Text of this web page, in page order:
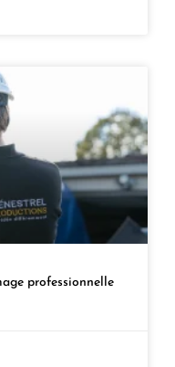
professionnelle